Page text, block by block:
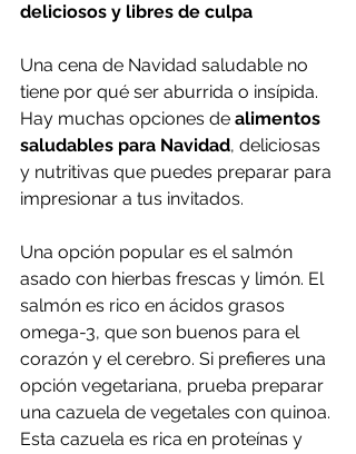
deliciosos y libres de culpa
Una cena de Navidad saludable no
tiene por qué ser aburrida o insípida.
Hay muchas opciones de alimentos
saludables para Navidad, deliciosas
y nutritivas que puedes preparar para
impresionar a tus invitados.
Una opción popular es el salmón
asado con hierbas frescas y limón. El
salmón es rico en ácidos grasos
omega-3, que son buenos para el
corazón y el cerebro. Si prefieres una
opción vegetariana, prueba preparar
una cazuela de vegetales con quinoa.
Esta cazuela es rica en proteínas y